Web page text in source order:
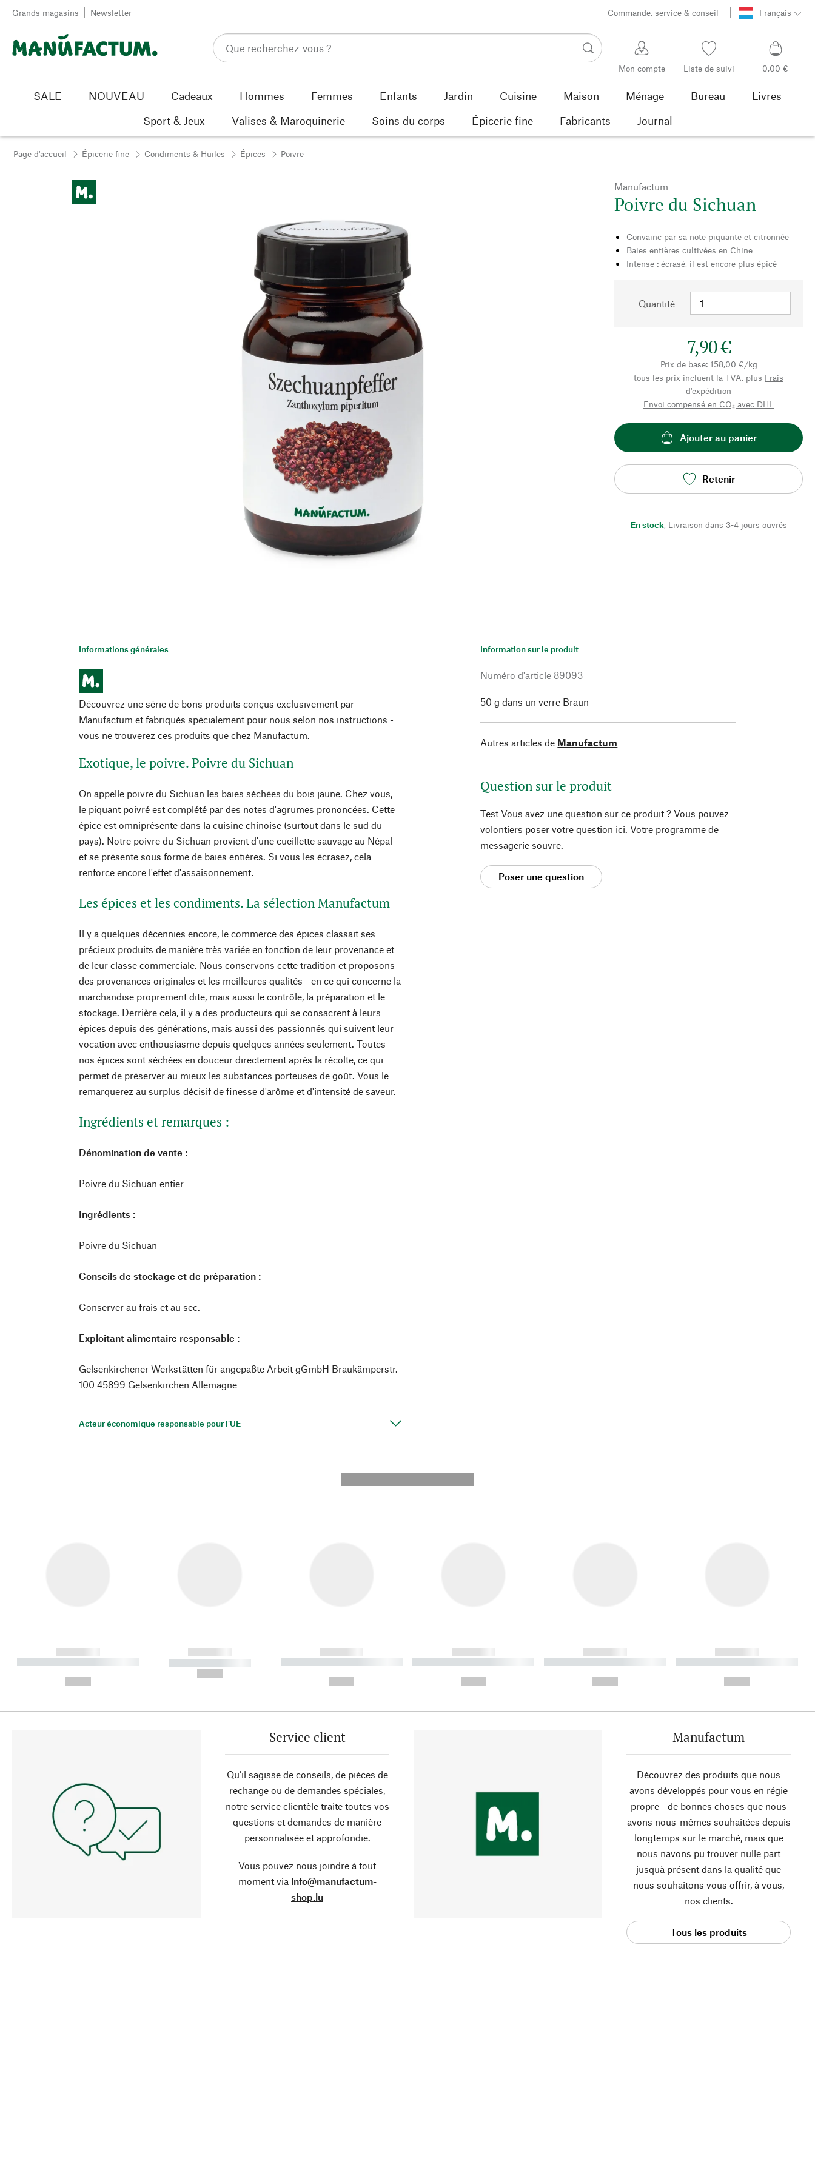
Passer au contenu
Grands magasins Newsletter Commande, service & conseil Français
Mon compte Liste de suivi 0,00 €
SALE NOUVEAU Cadeaux Hommes Femmes Enfants Jardin Cuisine Maison Ménage Bureau
Livres
Sport & Jeux
Valises & Maroquinerie Soins du corps Épicerie fine Fabricants Journal
Page d'accueil Épicerie fine Condiments & Huiles Épices Poivre
Manufactum
Poivre du Sichuan
Convainc par sa note piquante et citronnée
Baies entières cultivées en Chine
Intense : écrasé, il est encore plus épicé
Quantité
7,90 €
Prix de base: 158,00 €/kg
tous les prix incluent la TVA, plus Frais
d'expédition
Envoi compensé en CO₂ avec DHL
Ajouter au panier
Retenir
En stock, Livraison dans 3-4 jours ouvrés
Informations générales
Découvrez une série de bons produits conçus exclusivement par
Manufactum et fabriqués spécialement pour nous selon nos instructions -
vous ne trouverez ces produits que chez Manufactum.
Exotique, le poivre. Poivre du Sichuan
On appelle poivre du Sichuan les baies séchées du bois jaune. Chez vous,
le piquant poivré est complété par des notes d'agrumes prononcées. Cette
épice est omniprésente dans la cuisine chinoise (surtout dans le sud du
pays). Notre poivre du Sichuan provient d'une cueillette sauvage au Népal
et se présente sous forme de baies entières. Si vous les écrasez, cela
renforce encore l'effet d'assaisonnement.
Les épices et les condiments. La sélection Manufactum
Il y a quelques décennies encore, le commerce des épices classait ses
précieux produits de manière très variée en fonction de leur provenance et
de leur classe commerciale. Nous conservons cette tradition et proposons
des provenances originales et les meilleures qualités - en ce qui concerne la
marchandise proprement dite, mais aussi le contrôle, la préparation et le
stockage. Derrière cela, il y a des producteurs qui se consacrent à leurs
épices depuis des générations, mais aussi des passionnés qui suivent leur
vocation avec enthousiasme depuis quelques années seulement. Toutes
nos épices sont séchées en douceur directement après la récolte, ce qui
permet de préserver au mieux les substances porteuses de goût. Vous le
remarquerez au surplus décisif de finesse d'arôme et d'intensité de saveur.
Ingrédients et remarques :
Dénomination de vente :
Poivre du Sichuan entier
Ingrédients :
Poivre du Sichuan
Conseils de stockage et de préparation :
Conserver au frais et au sec.
Exploitant alimentaire responsable :
Gelsenkirchener Werkstätten für angepaßte Arbeit gGmbH Braukämperstr.
100 45899 Gelsenkirchen Allemagne
Acteur économique responsable pour l'UE
Information sur le produit
Numéro d'article 89093
50 g dans un verre Braun
Autres articles de Manufactum
Question sur le produit
Test Vous avez une question sur ce produit ? Vous pouvez
volontiers poser votre question ici. Votre programme de
messagerie souvre.
Poser une question
------------
----------- ----------- ----------
------------
----------- -----------
------------
----------- ----------- ----------
------------
----------- ----------- ----------
------------
----------- ----------- ----------
------------
----------- ----------- ----------
Service client
Qu’il sagisse de conseils, de pièces de
rechange ou de demandes spéciales,
notre service clientèle traite toutes vos
questions et demandes de manière
personnalisée et approfondie.
Vous pouvez nous joindre à tout
moment via info@manufactum-
shop.lu
Manufactum
Découvrez des produits que nous
avons développés pour vous en régie
propre - de bonnes choses que nous
avons nous-mêmes souhaitées depuis
longtemps sur le marché, mais que
nous navons pu trouver nulle part
jusquà présent dans la qualité que
nous souhaitons vous offrir, à vous,
nos clients.
Tous les produits